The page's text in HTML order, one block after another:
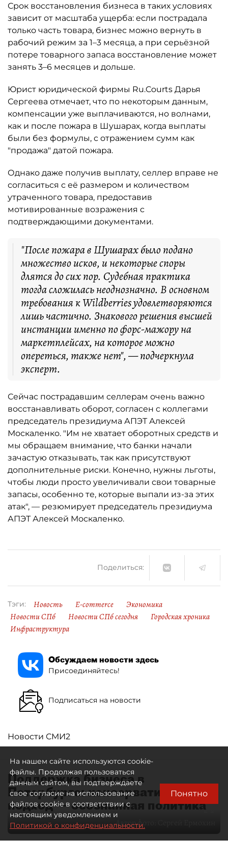
Срок восстановления бизнеса в таких условиях
зависит от масштаба ущерба: если пострадала
только часть товара, бизнес можно вернуть в
рабочий режим за 1–3 месяца, а при серьёзной
потере товарного запаса восстановление может
занять 3–6 месяцев и дольше.
Юрист юридической фирмы Ru.Courts Дарья
Сергеева отмечает, что по некоторым данным,
компенсации уже выплачиваются, но волнами,
как и после пожара в Шушарах, когда выплаты
были без формулы, с отражением сумм как
"продажа" датой пожара.
Однако даже получив выплату, селлер вправе не
согласиться с её размером и количеством
утраченного товара, предоставив
мотивированные возражения с
подтверждающими документами.
"После пожара в Шушарах было подано
множество исков, и некоторые споры
длятся до сих пор. Судебная практика
тогда сложилась неоднозначно. В основном
требования к Wildberries удовлетворяются
лишь частично. Знакового решения высшей
инстанции именно по форс-мажору на
маркетплейсах, на которое можно
опереться, также нет", — подчеркнула
эксперт.
Сейчас пострадавшим селлерам очень важно
восстанавливать оборот, согласен с коллегами
председатель президиума АПЭТ Алексей
Москаленко. "Им не хватает оборотных средств и
мы обращаем внимание, что банки начали
зачастую отказывать, так как присутствуют
дополнительные риски. Конечно, нужны льготы,
чтобы люди просто увеличивали свои товарные
запасы, особенно те, которые выпали из-за этих
атак", — резюмирует председатель президиума
АПЭТ Алексей Москаленко.
Поделиться:
Тэги: Новость E-commerce
Экономика
Новости СПб
Новости СПб сегодня
Городская хроника
Инфраструктура
Обсуждаем новости здесь
Присоединяйтесь!
Подписаться на новости
Новости СМИ2
Поддержка бизнеса в
Петербурге: консервативный
подход — осознанная политика
Автор фото:
На нашем сайте используются cookie-
файлы. Продолжая пользоваться
данным сайтом, вы подтверждаете
свое согласие на использование
файлов cookie в соответствии с
настоящим уведомлением и
Политикой о конфиденциальности.
Понятно